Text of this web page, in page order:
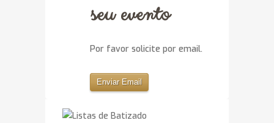
seu evento
Por favor solicite por email.
Enviar Email